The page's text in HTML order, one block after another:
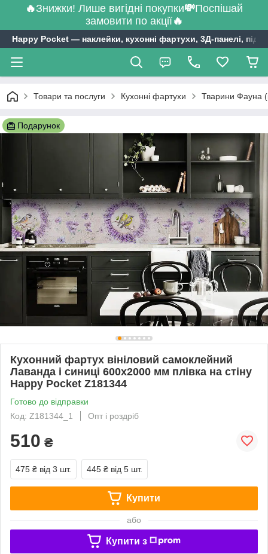
🔥Знижки! Лише вигідні покупки💸Поспішай
замовити по акції🔥
Happy Pocket ― наклейки, кухонні фартухи, 3Д-панелі,
Товари та послуги Кухонні фартухи Тварини Фауна
Подарунок
Кухонний фартух вініловий самоклейний
Лаванда і синиці 600х2000 мм плівка на стіну
Happy Pocket Z181344
Готово до відправки
Код: Z181344_1
Опт і роздріб
510 ₴
475 ₴ від 3 шт. 445 ₴ від 5 шт.
Купити
або
Купити з